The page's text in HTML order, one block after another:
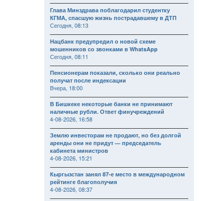
Глава Минздрава поблагодарил студентку
КГМА, спасшую жизнь пострадавшему в ДТП
Сегодня, 08:13
Нацбанк предупредил о новой схеме
мошенников со звонками в WhatsApp
Сегодня, 08:11
Пенсионерам показали, сколько они реально
получат после индексации
Вчера, 18:00
В Бишкеке некоторые банки не принимают
наличные рубли. Ответ финучреждений
4-08-2026, 16:58
Землю инвесторам не продают, но без долгой
аренды они не придут — председатель
кабинета министров
4-08-2026, 15:21
Кыргызстан занял 87-е место в международном
рейтинге благополучия
4-08-2026, 08:37